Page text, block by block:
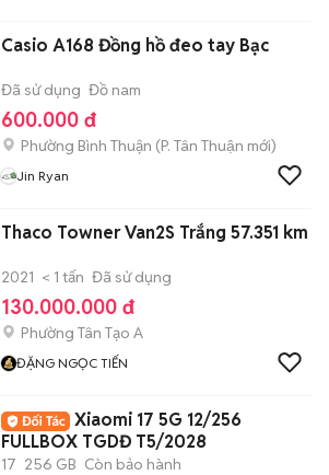
Casio A168 Đồng hồ đeo tay Bạc
Đã sử dụng Đồ nam
600.000 đ
Phường Bình Thuận (P. Tân Thuận mới)
Jin Ryan
Thaco Towner Van2S Trắng 57.351 km
2021 < 1 tấn Đã sử dụng
130.000.000 đ
Phường Tân Tạo A
ĐẶNG NGỌC TIẾN
Xiaomi 17 5G 12/256
FULLBOX TGDĐ T5/2028
17 256 GB Còn bảo hành